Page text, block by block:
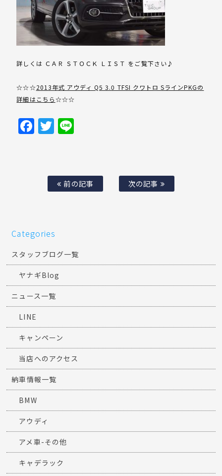
詳しくは ＣＡＲ ＳＴＯＣＫ ＬＩＳＴ をご覧下さい♪
☆☆☆2013年式 アウディ Q5 3.0 TFSI クワトロ SラインPKGの
詳細はこちら☆☆☆
Facebook
Twitter
前の記事 次の記事
Categories
スタッフブログ一覧
ヤナギBlog
ニュース一覧
LINE
キャンペーン
当店へのアクセス
納車情報一覧
BMW
アウディ
アメ車-その他
キャデラック